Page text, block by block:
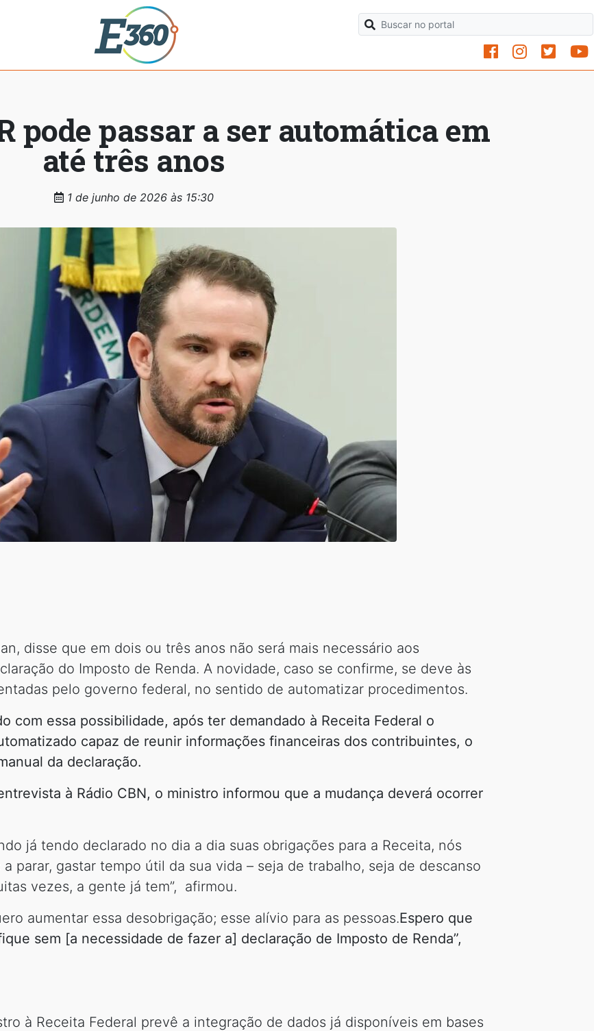
pode passar a ser automática em
até três anos
1 de junho de 2026 às 15:30
disse que em dois ou três anos não será mais necessário aos
do Imposto de Renda. A novidade, caso se confirme, se deve às
pelo governo federal, no sentido de automatizar procedimentos.
com essa possibilidade, após ter demandado à Receita Federal o
capaz de reunir informações financeiras dos contribuintes, o
da declaração.
à Rádio CBN, o ministro informou que a mudança deverá ocorrer
já tendo declarado no dia a dia suas obrigações para a Receita, nós
parar, gastar tempo útil da sua vida – seja de trabalho, seja de descanso
vezes, a gente já tem”, afirmou.
aumentar essa desobrigação; esse alívio para as pessoas.Espero que
sem [a necessidade de fazer a] declaração de Imposto de Renda”,
à Receita Federal prevê a integração de dados já disponíveis em bases